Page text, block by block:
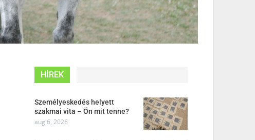
HÍREK
Személyeskedés helyett
szakmai vita – Ön mit tenne?
aug 6, 2026